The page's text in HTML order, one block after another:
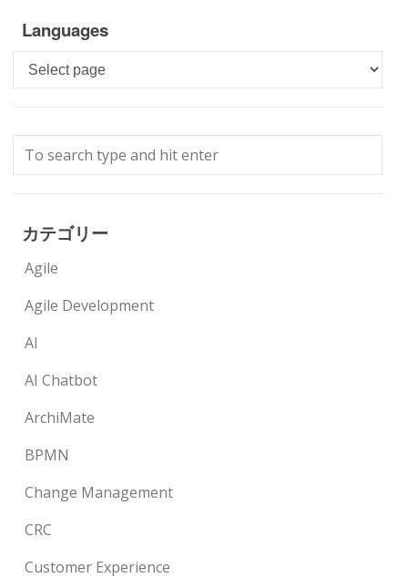
Languages
Languages
カテゴリー
Agile
Agile Development
AI
AI Chatbot
ArchiMate
BPMN
Change Management
CRC
Customer Experience